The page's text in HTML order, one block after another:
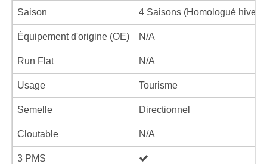
Saison 4 Saisons (Homologué hiver)
Équipement d'origine (OE) N/A
Run Flat N/A
Usage Tourisme
Semelle Directionnel
Cloutable N/A
3 PMS